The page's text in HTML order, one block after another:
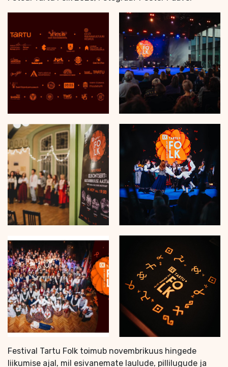
Festival Tartu Folk toimub novembrikuus hingede
liikumise ajal, mil esivanemate laulude, pillilugude ja